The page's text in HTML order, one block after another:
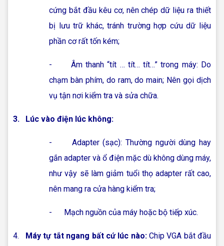
cứng bắt đầu kêu cơ, nên chép dữ liệu ra thiết
bị lưu trữ khác, tránh trường hợp cứu dữ liệu
phần cơ rất tốn kém;
- Âm thanh “tít … tít… tít…” trong máy: Do
chạm bàn phím, do ram, do main; Nên gọi dịch
vụ tận nơi kiểm tra và sửa chữa.
3. Lúc vào điện lúc không:
- Adapter (sạc): Thường người dùng hay
gắn adapter và ổ điện mặc dù không dùng máy,
như vậy sẽ làm giảm tuổi thọ adapter rất cao,
nên mang ra cửa hàng kiểm tra;
- Mạch nguồn của máy hoặc bộ tiếp xúc.
4. Máy tự tắt ngang bất cứ lúc nào: Chip VGA bắt đầu